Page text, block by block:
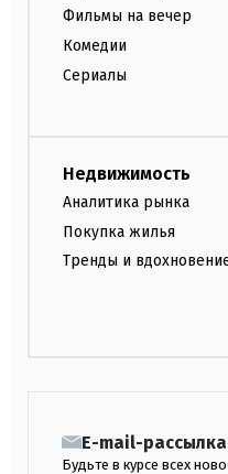
Фильмы на вечер
Комедии
Сериалы
Недвижимость
Аналитика рынка
Покупка жилья
Тренды и
E-mail-рассылка
Будьте в курсе всех